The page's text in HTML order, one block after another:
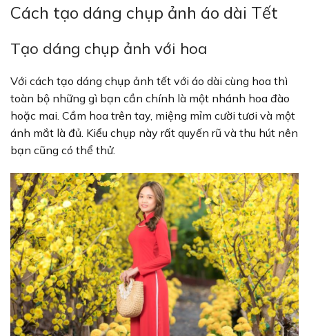
Cách tạo dáng chụp ảnh áo dài Tết
Tạo dáng chụp ảnh với hoa
Với cách tạo dáng chụp ảnh tết với áo dài cùng hoa thì
toàn bộ những gì bạn cần chính là một nhánh hoa đào
hoặc mai. Cầm hoa trên tay, miệng mỉm cười tươi và một
ánh mắt là đủ. Kiểu chụp này rất quyến rũ và thu hút nên
bạn cũng có thể thử.